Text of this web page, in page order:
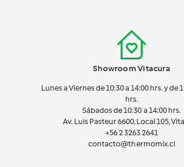
Showroom Vitacura
Lunes a Viernes de 10:30 a 14:00 hrs. y de
hrs.
Sábados de 10:30 a 14:00 hrs.
Av. Luis Pasteur 6600, Local 105,
+56 2 3263 2641
contacto@thermomix.cl